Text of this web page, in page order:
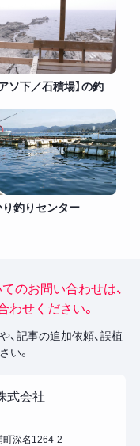
ソ下／石積場】の釣
り釣りセンター
のお問い合わせは、
わせください。
記事の追加依頼、誤植
い。
式会社
町深名1264-2